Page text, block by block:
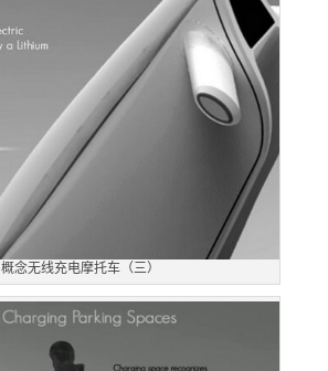
概念无线充电摩托车（三）